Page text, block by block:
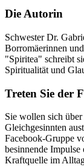
Die Autorin
Schwester Dr.
Borromäerinnen
"Spiritea" schreibt
Spiritualität und
Treten Sie der
Sie wollen sich
Gleichgesinnten
Facebook-Gruppe
besinnende
Kraftquelle im